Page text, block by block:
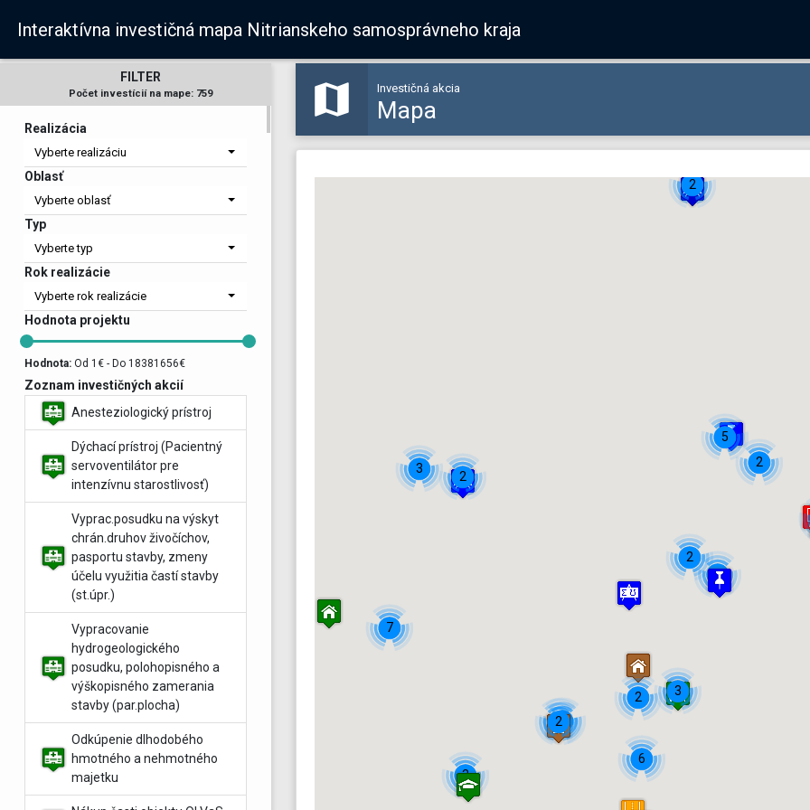
Interaktívna investičná mapa Nitrianskeho samosprávneho kraja
FILTER
Počet investícií na mape: 759
Realizácia
Vyberte realizáciu
Oblasť
Vyberte oblasť
Typ
Vyberte typ
Rok realizácie
Vyberte rok realizácie
Hodnota projektu
Hodnota: Od 1€ - Do 18381656€
Zoznam investičných akcií
Anesteziologický prístroj
Dýchací prístroj (Pacientný
servoventilátor pre
intenzívnu starostlivosť)
Vyprac.posudku na výskyt
chrán.druhov živočíchov,
pasportu stavby, zmeny
účelu využitia častí stavby
(st.úpr.)
Vypracovanie
hydrogeologického
posudku, polohopisného a
výškopisného zamerania
stavby (par.plocha)
Odkúpenie dlhodobého
hmotného a nehmotného
majetku
map Investičná akcia
Mapa
5
2
2
7
3
6
7
2
3
2
2
2 3
2